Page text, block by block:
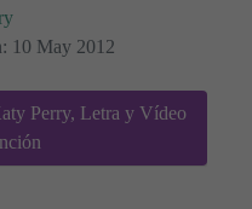
10 May 2012
Perry, Letra y Vídeo